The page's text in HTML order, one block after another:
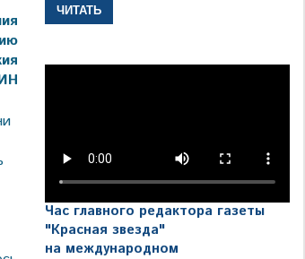
ЧИТАТЬ
Час главного редактора газеты
"Красная звезда"
на международном